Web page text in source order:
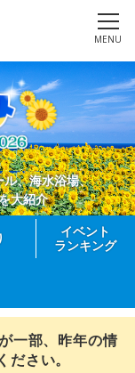
MENU
、海水浴場、
大紹介
イベント
ランキング
一部、昨年の情
さい。